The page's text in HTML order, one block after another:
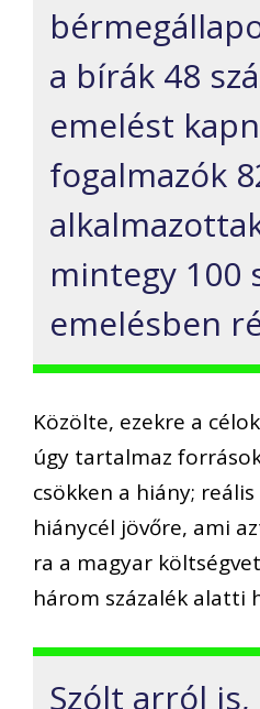
a bírák 48
emelést
fogalmazók
mintegy 100
emelésben
Közölte, ezekre a
úgy tartalmaz
csökken a hiány; reális
hiánycél jövőre, ami
ra a magyar
három százalék alatti
Szólt arról